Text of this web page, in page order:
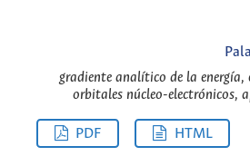
gradiente analítico de la energía,
orbitales núcleo-electrónicos,
PDF HTML